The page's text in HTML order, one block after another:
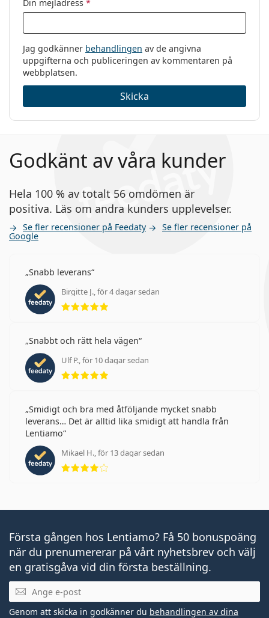
Din mejladress *
Jag godkänner behandlingen av de angivna
uppgifterna och publiceringen av kommentaren på
webbplatsen.
Skicka
Godkänt av våra kunder
Hela 100 % av totalt 56 omdömen är
positiva. Läs om andra kunders upplevelser.
Se fler recensioner på Feedaty Se fler recensioner på
Google
Snabb leverans
Birgitte J., för 4 dagar sedan
Betyg 5 av 5
Snabbt och rätt hela vägen
Ulf P., för 10 dagar sedan
Betyg 5 av 5
Smidigt och bra med åtföljande mycket snabb
leverans… Det är alltid lika smidigt att handla från
Lentiamo
Mikael H., för 13 dagar sedan
Betyg 4 av 5
Första gången hos Lentiamo? Få 50 bonuspoäng
när du prenumererar på vårt nyhetsbrev och välj
en gratisgåva vid din första beställning.
Mejladress
Genom att skicka in godkänner du behandlingen av dina